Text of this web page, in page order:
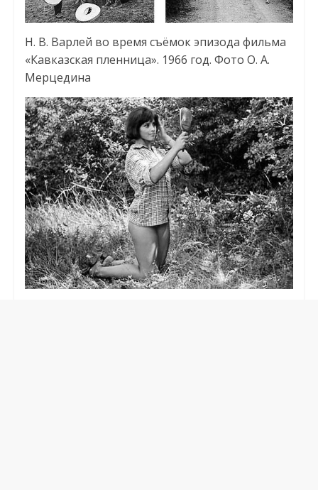
Н. В. Варлей во время съёмок эпизода фильма
«Кавказская пленница». 1966 год. Фото О. А.
Мерцедина